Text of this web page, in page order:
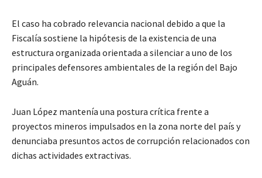
El caso ha cobrado relevancia nacional debido a que la
Fiscalía sostiene la hipótesis de la existencia de una
estructura organizada orientada a silenciar a uno de los
principales defensores ambientales de la región del Bajo
Aguán.
Juan López mantenía una postura crítica frente a
proyectos mineros impulsados en la zona norte del país y
denunciaba presuntos actos de corrupción relacionados con
dichas actividades extractivas.